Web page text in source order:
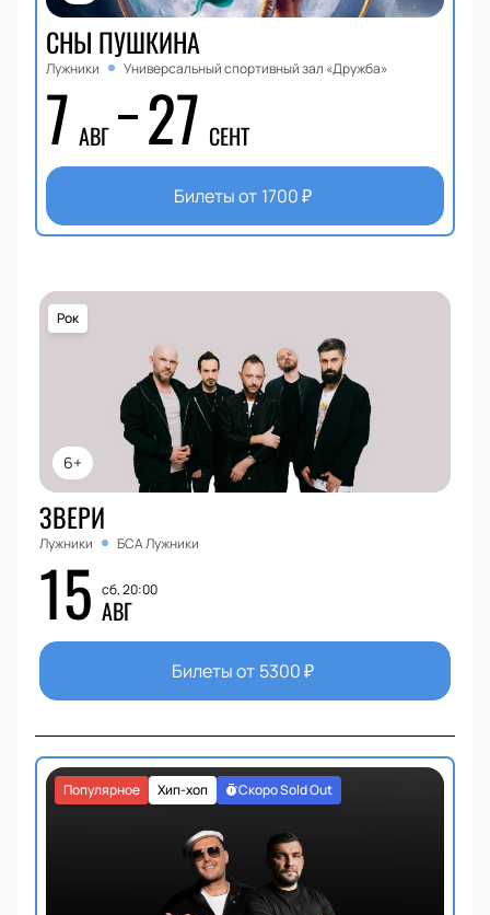
СНЫ ПУШКИНА
Лужники Универсальный спортивный зал «Дружба»
7 АВГ 27 СЕНТ
Билеты от 1700₽
6+
Рок
ЗВЕРИ
Лужники БСА Лужники
15 сб, 20:00
АВГ
Билеты от 5300₽
Хип-хоп
Популярное Скоро Sold Out